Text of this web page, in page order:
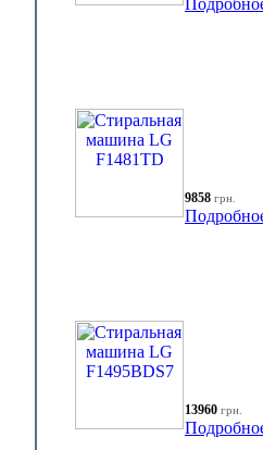
9858 грн.
13960 грн.